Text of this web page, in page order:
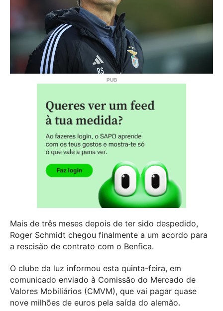
Mais de três meses depois de ter sido despedido,
Roger Schmidt chegou finalmente a um acordo para
a rescisão de contrato com o Benfica.
O clube da luz informou esta quinta-feira, em
comunicado enviado à Comissão do Mercado de
Valores Mobiliários (CMVM), que vai pagar quase
nove milhões de euros pela saída do alemão.